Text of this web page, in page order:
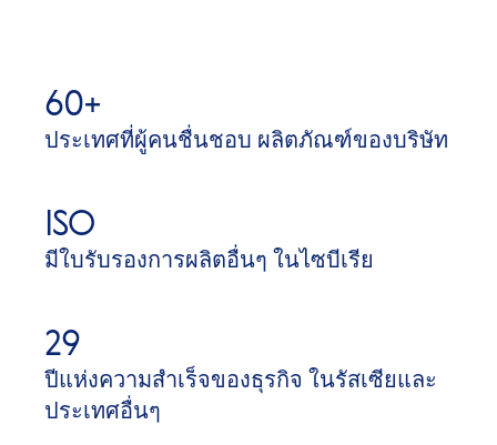
60+
ประเทศที่ผู้คนชื่นชอบ ผลิตภัณฑ์ของบริษัท
ISO
มีใบรับรองการผลิตอื่นๆ ในไซบีเรีย
29
ปีแห่งความสำเร็จของธุรกิจ ในรัสเซียและ
ประเทศอื่นๆ